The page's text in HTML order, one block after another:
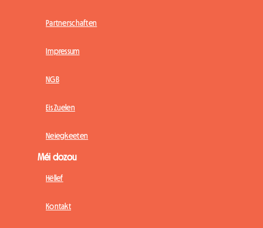
Partnerschaften
Impressum
NGB
Eis Zuelen
Neiegkeeten
Méi dozou
Hëllef
Kontakt